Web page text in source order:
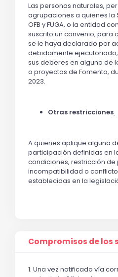
Las personas naturales,
agrupaciones a quienes la
OFB y FUGA, o la entidad
suscrito un convenio, para
se le haya declarado por
debidamente
sus deberes en alguno de
o proyectos de Fomento,
2023.
Otras restricciones
A quienes aplique alguna
participación definidas en
condiciones, restricción de
incompatibilidad o
establecidas en la
Compromisos de los
1. Una vez notificado vía